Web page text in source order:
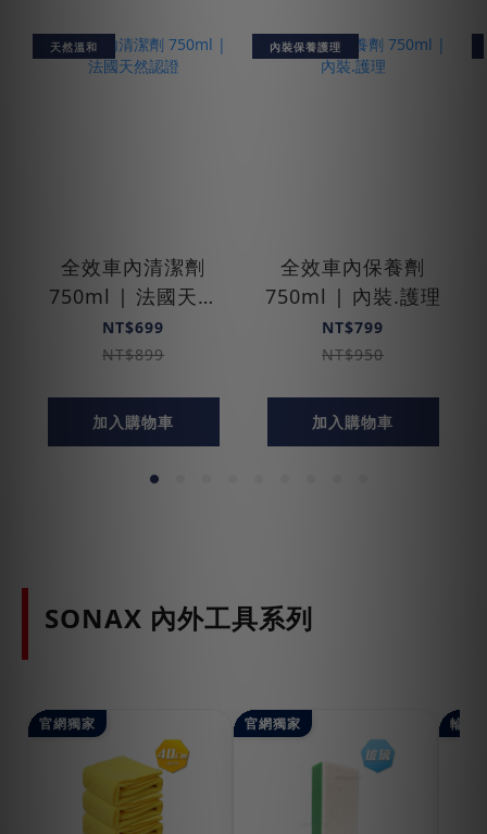
天然溫和
全效車內清潔劑
750ml | 法國天然
認證
NT$699
NT$899
加入購物車
內裝保養護理
全效車內保養劑
750ml | 內裝.護理
NT$799
NT$950
加入購物車
SONAX 內外工具系列
官網獨家 官網獨家 輪胎